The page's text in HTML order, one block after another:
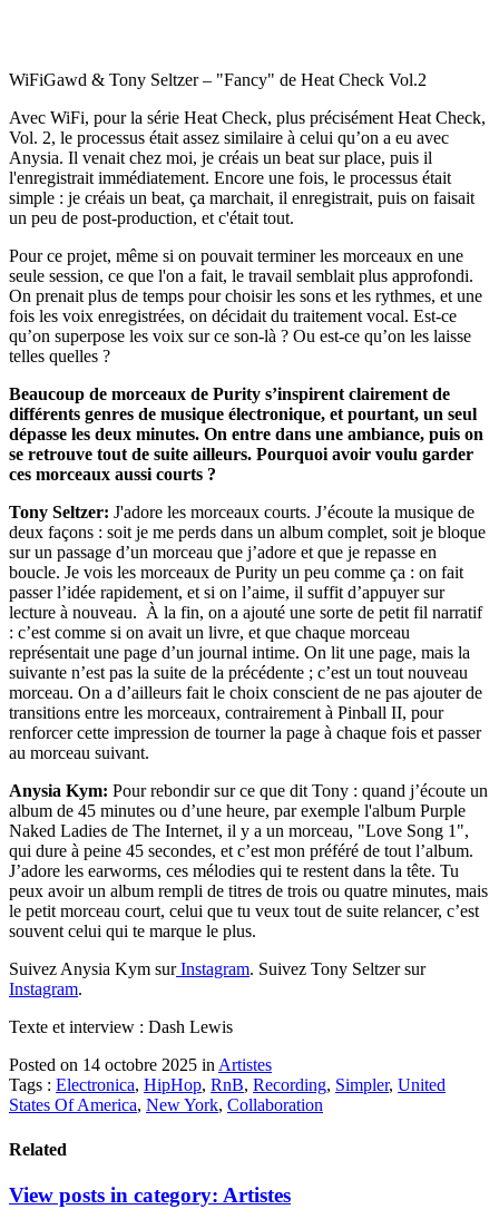
WiFiGawd & Tony Seltzer – "Fancy" de Heat Check Vol.2
Avec WiFi, pour la série Heat Check, plus précisément Heat Check,
Vol. 2, le processus était assez similaire à celui qu’on a eu avec
Anysia. Il venait chez moi, je créais un beat sur place, puis il
l'enregistrait immédiatement. Encore une fois, le processus était
simple : je créais un beat, ça marchait, il enregistrait, puis on faisait
un peu de post-production, et c'était tout.
Pour ce projet, même si on pouvait terminer les morceaux en une
seule session, ce que l'on a fait, le travail semblait plus approfondi.
On prenait plus de temps pour choisir les sons et les rythmes, et une
fois les voix enregistrées, on décidait du traitement vocal. Est-ce
qu’on superpose les voix sur ce son-là ? Ou est-ce qu’on les laisse
telles quelles ?
Beaucoup de morceaux de Purity s’inspirent clairement de
différents genres de musique électronique, et pourtant, un seul
dépasse les deux minutes. On entre dans une ambiance, puis on
se retrouve tout de suite ailleurs. Pourquoi avoir voulu garder
ces morceaux aussi courts ?
Tony Seltzer: J'adore les morceaux courts. J’écoute la musique de
deux façons : soit je me perds dans un album complet, soit je bloque
sur un passage d’un morceau que j’adore et que je repasse en
boucle. Je vois les morceaux de Purity un peu comme ça : on fait
passer l’idée rapidement, et si on l’aime, il suffit d’appuyer sur
lecture à nouveau. À la fin, on a ajouté une sorte de petit fil narratif
: c’est comme si on avait un livre, et que chaque morceau
représentait une page d’un journal intime. On lit une page, mais la
suivante n’est pas la suite de la précédente ; c’est un tout nouveau
morceau. On a d’ailleurs fait le choix conscient de ne pas ajouter de
transitions entre les morceaux, contrairement à Pinball II, pour
renforcer cette impression de tourner la page à chaque fois et passer
au morceau suivant.
Anysia Kym: Pour rebondir sur ce que dit Tony : quand j’écoute un
album de 45 minutes ou d’une heure, par exemple l'album Purple
Naked Ladies de The Internet, il y a un morceau, "Love Song 1",
qui dure à peine 45 secondes, et c’est mon préféré de tout l’album.
J’adore les earworms, ces mélodies qui te restent dans la tête. Tu
peux avoir un album rempli de titres de trois ou quatre minutes, mais
le petit morceau court, celui que tu veux tout de suite relancer, c’est
souvent celui qui te marque le plus.
Suivez Anysia Kym surInstagram. Suivez Tony Seltzer sur
Instagram.
Texte et interview : Dash Lewis
Posted on 14 octobre 2025 in Artistes
Tags : Electronica, HipHop, RnB, Recording, Simpler, United
States Of America, New York, Collaboration
Related
View posts in category: Artistes